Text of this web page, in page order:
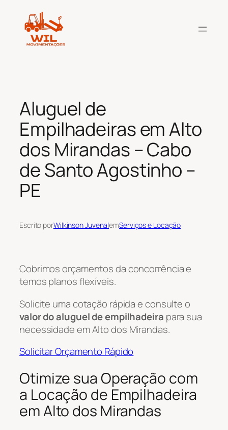
conteúdo
Aluguel de
Empilhadeiras em Alto
dos Mirandas – Cabo
de Santo Agostinho –
PE
Escrito porWilkinson JuvenalemServiços e Locação
Cobrimos orçamentos da concorrência e
temos planos flexíveis.
Solicite uma cotação rápida e consulte o
valor do aluguel de empilhadeira para sua
necessidade em Alto dos Mirandas.
Solicitar Orçamento Rápido
Otimize sua Operação com
a Locação de Empilhadeira
em Alto dos Mirandas